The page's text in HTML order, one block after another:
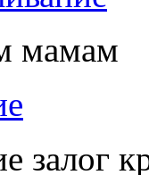
мамам
залог